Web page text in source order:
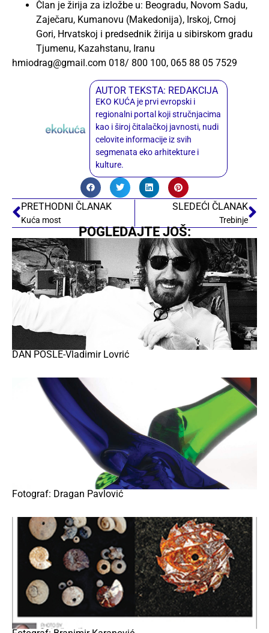
Član je žirija za izložbe u: Beogradu, Novom Sadu,
Zaječaru, Kumanovu (Makedonija), Irskoj, Crnoj
Gori, Hrvatskoj i predsednik žirija u sibirskom gradu
Tjumenu, Kazahstanu, Iranu
hmiodrag@gmail.com 018/ 800 100, 065 88 05 7529
AUTOR TEKSTA: REDAKCIJA
EKO KUĆA je prvi evropski i
regionalni portal koji stručnjacima
kao i široj čitalačkoj javnosti, nudi
celovite informacije iz svih
segmenata eko arhitekture i
kulture.
PRETHODNI ČLANAK
Kuća most
SLEDEĆI ČLANAK
Trebinje
POGLEDAJTE JOŠ:
DAN POSLE-Vladimir Lovrić
Fotograf: Dragan Pavlović